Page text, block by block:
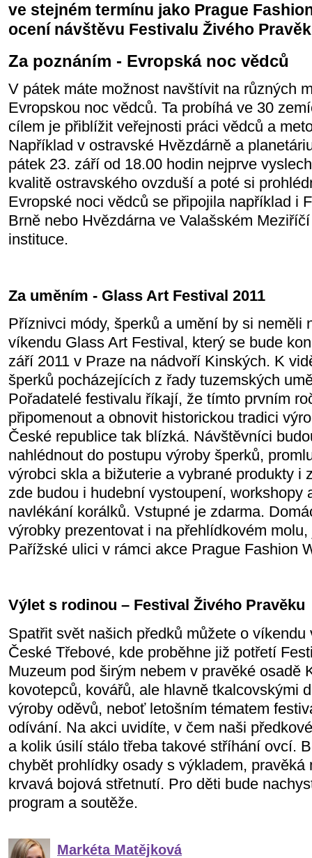
ve stejném termínu jako Prague
ocení návštěvu Festivalu Živého
Za poznáním - Evropská noc vědců
V pátek máte možnost navštívit na různých
Evropskou noc vědců. Ta probíhá ve 30
cílem je přiblížit veřejnosti práci vědců a
Například v ostravské Hvězdárně a
pátek 23. září od 18.00 hodin nejprve
kvalitě ostravského ovzduší a poté si
Evropské noci vědců se připojila například i
Brně nebo Hvězdárna ve Valašském
instituce.
Za uměním - Glass Art Festival 2011
Příznivci módy, šperků a umění by si neměli
víkendu Glass Art Festival, který se bude
září 2011 v Praze na nádvoří Kinských. K
šperků pocházejících z řady tuzemských
Pořadatelé festivalu říkají, že tímto prvním
připomenout a obnovit historickou tradici
České republice tak blízká. Návštěvníci
nahlédnout do postupu výroby šperků,
výrobci skla a bižuterie a vybrané produkty i
zde budou i hudební vystoupení, workshopy
navlékání korálků. Vstupné je zdarma.
výrobky prezentovat i na přehlídkovém
Pařížské ulici v rámci akce Prague Fashion
Výlet s rodinou – Festival Živého Pravěku
Spatřit svět našich předků můžete o
České Třebové, kde proběhne již potřetí
Muzeum pod širým nebem v pravěké osadě
kovotepců, kovářů, ale hlavně tkalcovskými
výroby oděvů, neboť letošním tématem
odívání. Na akci uvidíte, v čem naši
a kolik úsilí stálo třeba takové stříhání ovcí.
chybět prohlídky osady s výkladem,
krvavá bojová střetnutí. Pro děti bude
program a soutěže.
Markéta Matějková